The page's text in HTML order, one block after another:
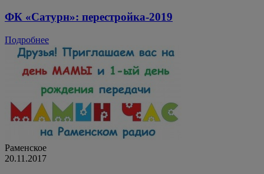
ФК «Сатурн»: перестройка-2019
Подробнее
Раменское
20.11.2017